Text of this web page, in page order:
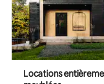
Locations